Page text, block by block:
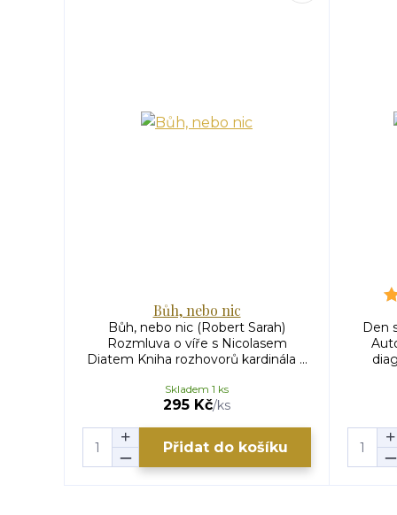
Bůh, nebo nic
Bůh, nebo nic (Robert Sarah)
Rozmluva o víře s Nicolasem
Diatem Kniha rozhovorů kardinála ...
295 Kč/ks
Skladem 1 ks
Přidat do košíku
Den